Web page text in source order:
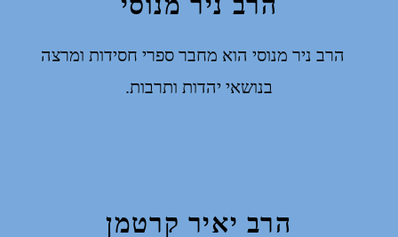
הרב ניר מנוסי הוא מחבר ספרי חסידות ומרצה
בנושאי יהדות ותרבות.
הרב יאיר קרטמן